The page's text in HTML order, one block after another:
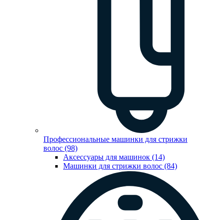
Профессиональные машинки для стрижки
волос (98)
Аксессуары для машинок (14)
Машинки для стрижки волос (84)